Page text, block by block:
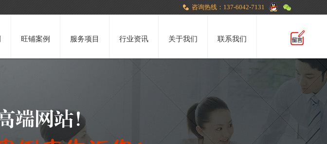
咨询热线：137-6042-7131
旺铺案例 服务项目 行业资讯 关于我们 联系我们